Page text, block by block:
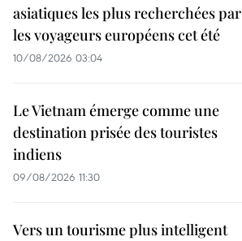
asiatiques les plus recherchées par
les voyageurs européens cet été
10/08/2026 03:04
Le Vietnam émerge comme une
destination prisée des touristes
indiens
09/08/2026 11:30
Vers un tourisme plus intelligent